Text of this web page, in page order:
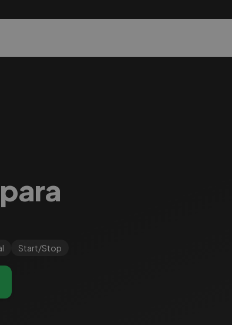
Start/Stop